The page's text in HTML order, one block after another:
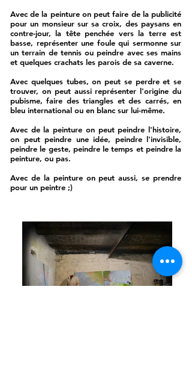
Avec de la peinture on peut faire de la publicité
pour un monsieur sur sa croix, des paysans en
contre-jour, la tête penchée vers la terre est
basse, représenter une foule qui sermonne sur
un terrain de tennis ou peindre avec ses mains
et quelques crachats les parois de sa caverne.
Avec quelques tubes, on peut se perdre et se
trouver, on peut aussi représenter l'origine du
pubisme, faire des triangles et des carrés, en
bleu international ou en blanc sur lui-même.
Avec de la peinture on peut peindre l'histoire,
on peut peindre une idée, peindre l'invisible,
peindre le geste, peindre le temps et peindre la
peinture, ou pas.
Avec de la peinture on peut aussi, se prendre
pour un peintre ;)